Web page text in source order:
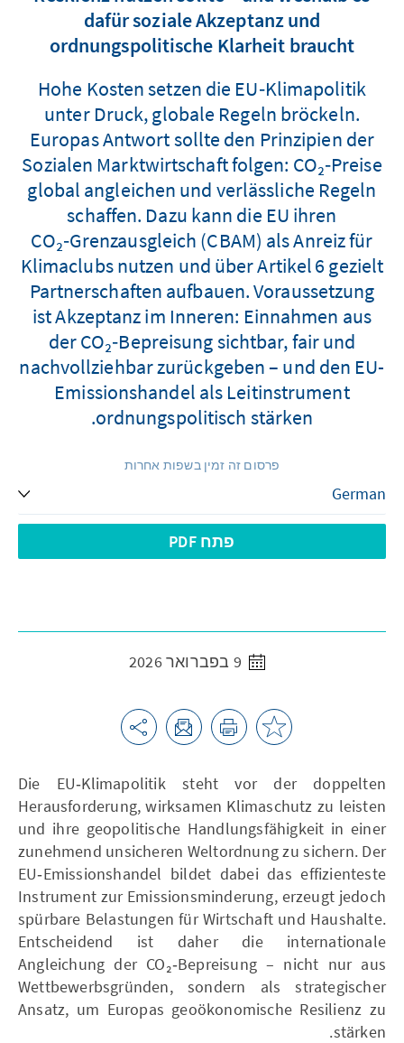
dafür soziale Akzeptanz und
ordnungspolitische Klarheit braucht
Hohe Kosten setzen die EU‑Klimapolitik
unter Druck, globale Regeln bröckeln.
Europas Antwort sollte den Prinzipien der
Sozialen Marktwirtschaft folgen: CO₂‑Preise
global angleichen und verlässliche Regeln
schaffen. Dazu kann die EU ihren
CO₂‑Grenzausgleich (CBAM) als Anreiz für
Klimaclubs nutzen und über Artikel 6 gezielt
Partnerschaften aufbauen. Voraussetzung
ist Akzeptanz im Inneren: Einnahmen aus
der CO₂‑Bepreisung sichtbar, fair und
nachvollziehbar zurückgeben – und den EU-
Emissionshandel als Leitinstrument
ordnungspolitisch stärken.
פרסום זה זמין בשפות אחרות
פתח PDF
Die EU‑Klimapolitik steht vor der doppelten
Herausforderung, wirksamen Klimaschutz zu leisten
und ihre geopolitische Handlungsfähigkeit in einer
zunehmend unsicheren Weltordnung zu sichern. Der
EU‑Emissionshandel bildet dabei das effizienteste
Instrument zur Emissionsminderung, erzeugt jedoch
spürbare Belastungen für Wirtschaft und Haushalte.
Entscheidend ist daher die internationale
Angleichung der CO₂‑Bepreisung – nicht nur aus
Wettbewerbsgründen, sondern als strategischer
Ansatz, um Europas geoökonomische Resilienz zu
stärken.